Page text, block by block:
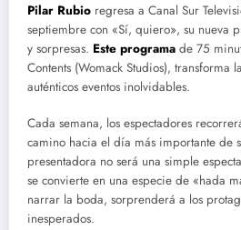
Pilar Rubio regresa a Canal Sur
septiembre con «Sí, quiero», su nueva
y sorpresas. Este programa de 75
Contents (Womack Studios), transforma
auténticos eventos inolvidables.
Cada semana, los espectadores
camino hacia el día más importante de
presentadora no será una simple
se convierte en una especie de «hada
narrar la boda, sorprenderá a los
inesperados.